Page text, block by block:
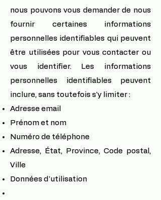
nous pouvons vous demander de nous
fournir certaines informations
personnelles identifiables qui peuvent
être utilisées pour vous contacter ou
vous identifier. Les informations
personnelles identifiables peuvent
inclure, sans toutefois s'y limiter :
Adresse email
Prénom et nom
Numéro de téléphone
Adresse, État, Province, Code postal,
Ville
Données d'utilisation